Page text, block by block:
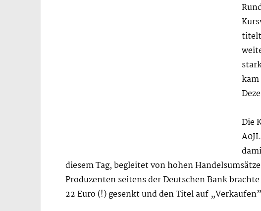
kam
Die
diesem Tag, begleitet von hohen
Produzenten seitens der Deutschen Bank
22 Euro (!) gesenkt und den Titel auf